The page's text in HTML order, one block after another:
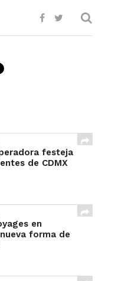
festeja
de CDMX
en
forma de